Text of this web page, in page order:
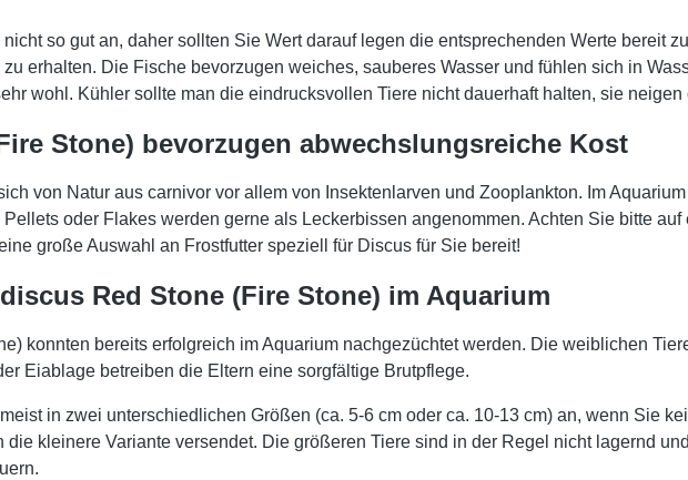
so gut an, daher sollten Sie Wert darauf legen die entsprechenden Werte bereit
erhalten. Die Fische bevorzugen weiches, sauberes Wasser und fühlen sich in
wohl. Kühler sollte man die eindrucksvollen Tiere nicht dauerhaft halten, sie
Stone) bevorzugen abwechslungsreiche Kost
von Natur aus carnivor vor allem von Insektenlarven und Zooplankton. Im
oder Flakes werden gerne als Leckerbissen angenommen. Achten Sie bitte
große Auswahl an Frostfutter speziell für Discus für Sie bereit!
Red Stone (Fire Stone) im Aquarium
konnten bereits erfolgreich im Aquarium nachgezüchtet werden. Die weiblichen
Eiablage betreiben die Eltern eine sorgfältige Brutpflege.
in zwei unterschiedlichen Größen (ca. 5-6 cm oder ca. 10-13 cm) an, wenn Sie
kleinere Variante versendet. Die größeren Tiere sind in der Regel nicht lagernd